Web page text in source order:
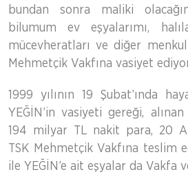
bundan sonra maliki
bilumum ev eşyalarımı,
mücevheratları ve diğer menkul
Mehmetçik Vakfına vasiyet
1999 yılının 19 Şubat’ında
YEĞİN’in vasiyeti gereği,
194 milyar TL nakit para, 20
TSK Mehmetçik Vakfına teslim
ile YEĞİN’e ait eşyalar da Vakfa